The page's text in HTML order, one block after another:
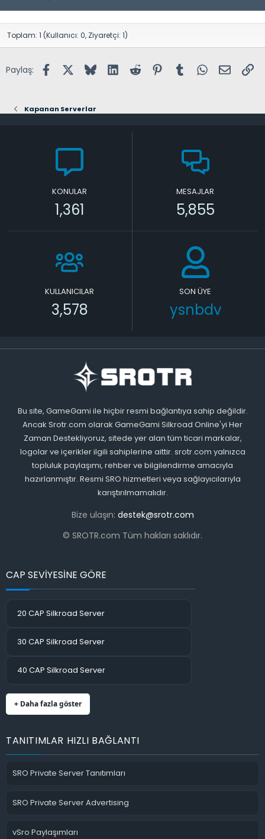
Toplam: 1 (Kullanıcı: 0, Ziyaretçi: 1)
Paylaş: FacebookX (Twitter)
BlueskyLinkedInReddit PinterestTumblr WhatsApp
E-posta
Kapanan Serverlar
KONULAR
1,361
MESAJLAR
5,855
KULLANICILAR
3,578
SON ÜYE
ysnbdv
Bu site, GameGami ile hiçbir resmi bağlantıya sahip değildir.
Ancak Srotr.com olarak GameGami Silkroad Online'yi Her
Zaman Destekliyoruz, sitede yer alan tüm ticari markalar,
logolar ve içerikler ilgili sahiplerine aittir. srotr.com yalnızca
topluluk paylaşımı, rehber ve bilgilendirme amacıyla
hazırlanmıştır. Resmi SRO hizmetleri veya sağlayıcılarıyla
karıştırılmamalıdır.
Bize ulaşın: destek@srotr.com
© SROTR.com Tüm hakları saklıdır.
CAP SEVİYESİNE GÖRE
20 CAP Silkroad Server
30 CAP Silkroad Server
40 CAP Silkroad Server
+ Daha fazla göster
TANITIMLAR HIZLI BAĞLANTI
SRO Private Server Tanıtımları
SRO Private Server Advertising
vSro Paylaşımları